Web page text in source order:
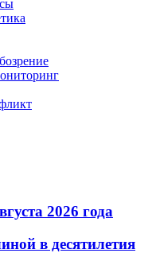
2026 года
в десятилетия